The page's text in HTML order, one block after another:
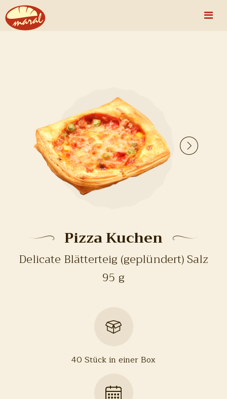
Pizza Kuchen
Delicate Blätterteig (geplündert) Salz
95 g
40 Stück in einer Box